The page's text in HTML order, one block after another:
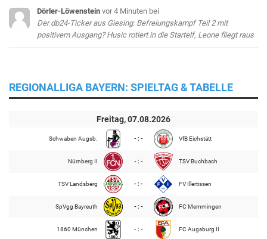
Dörler-Löwenstein vor 4 Minuten bei
Der db24-Ticker aus Giesing: Befreiungskampf Teil 2 mit
positivem Ausgang? Husic rotiert in die Startelf, Leone fliegt raus
REGIONALLIGA BAYERN: SPIELTAG & TABELLE
Freitag, 07.08.2026
Schwaben Augsb. - : - VfB Eichstätt
Nürnberg II - : - TSV Buchbach
TSV Landsberg - : - FV Illertissen
SpVgg Bayreuth - : - FC Memmingen
1860 München - : - FC Augsburg II